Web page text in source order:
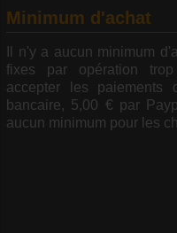
Minimum d'achat
Il n'y a aucun minimum
fixes par opération
accepter les
bancaire, 5,00 € par
aucun minimum pour les